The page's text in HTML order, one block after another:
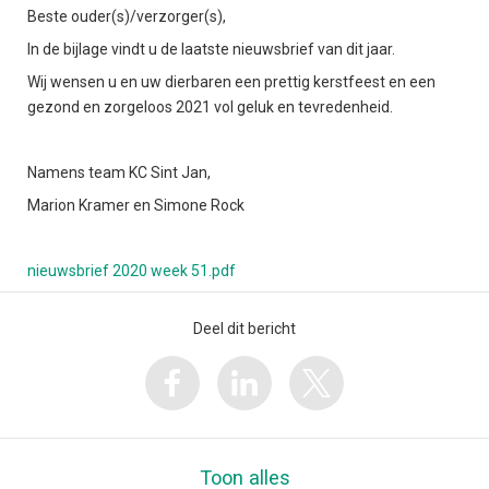
Beste ouder(s)/verzorger(s),
In de bijlage vindt u de laatste nieuwsbrief van dit jaar.
Wij wensen u en uw dierbaren een prettig kerstfeest en een
gezond en zorgeloos 2021 vol geluk en tevredenheid.
Namens team KC Sint Jan,
Marion Kramer en Simone Rock
nieuwsbrief 2020 week 51.pdf
Deel dit bericht
Toon alles